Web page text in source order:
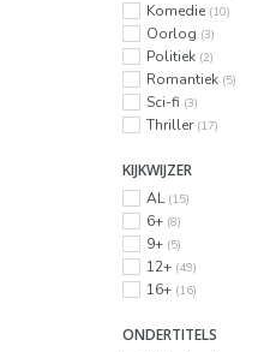
Komedie (10)
Oorlog (3)
Politiek (2)
Romantiek (5)
Sci-fi (3)
Thriller (17)
KIJKWIJZER
AL (15)
6+ (8)
9+ (5)
12+ (49)
16+ (16)
ONDERTITELS